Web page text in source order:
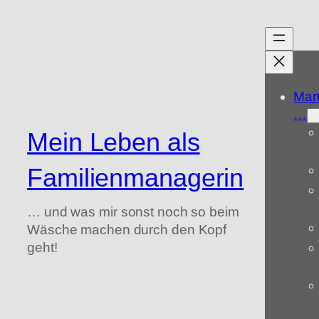
Mein Leben als
Familienmanagerin
… und was mir sonst noch so beim
Wäsche machen durch den Kopf
geht!
…